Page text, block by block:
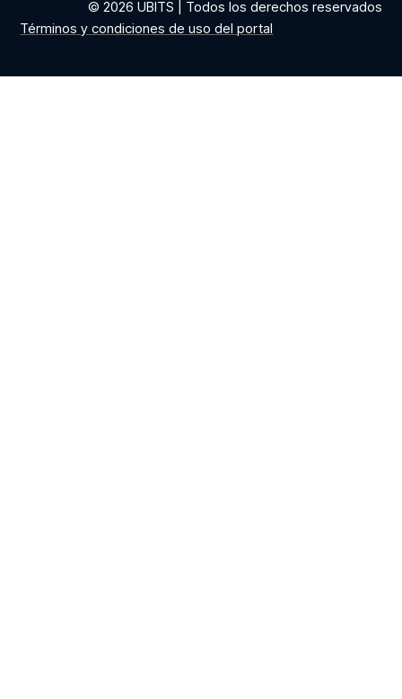
© 2026 UBITS | Todos los derechos reservados
Términos y condiciones de uso del portal